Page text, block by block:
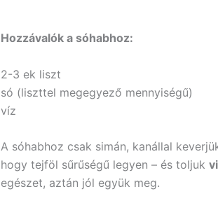
Hozzávalók a sóhabhoz:
2-3 ek liszt
só (liszttel megegyező mennyiségű)
víz
A sóhabhoz csak simán, kanállal
hogy tejföl sűrűségű legyen – és toljuk
egészet, aztán jól együk meg.